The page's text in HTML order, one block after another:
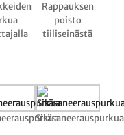
Rappauksen
poisto
tiiliseinästä
Sisäsaneerauspurkua